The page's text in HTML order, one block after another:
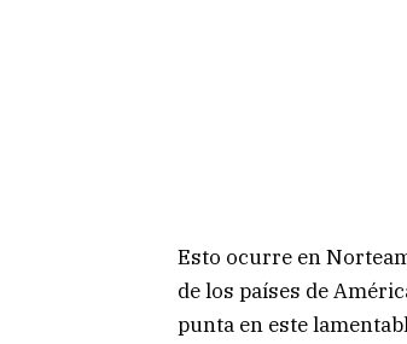
Esto ocurre en
de los países de
punta en este